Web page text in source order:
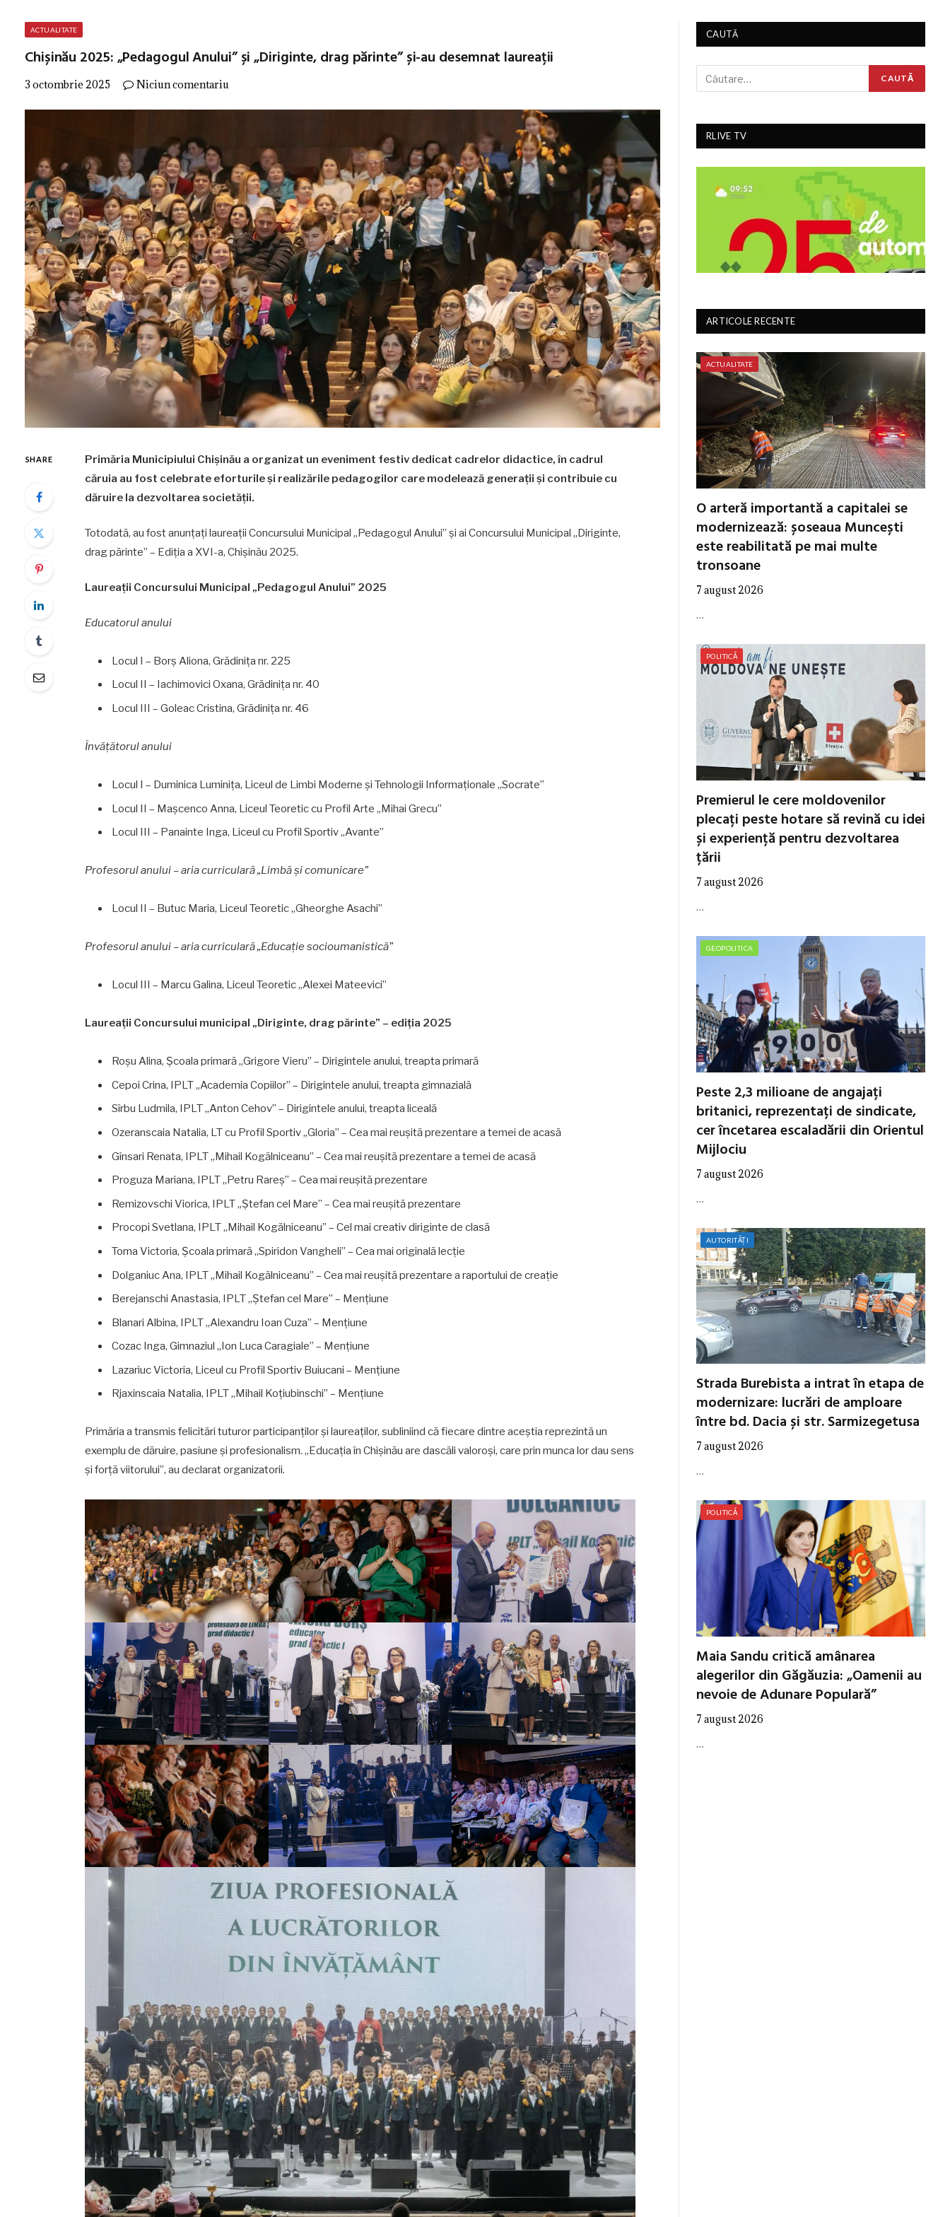
ACTUALITATE
Chișinău 2025: „Pedagogul Anului” și „Diriginte, drag părinte” și-au desemnat laureații
3 octombrie 2025 Niciun comentariu
SHARE
Primăria Municipiului Chișinău a organizat un eveniment festiv dedicat cadrelor didactice, în cadrul
căruia au fost celebrate eforturile și realizările pedagogilor care modelează generații și contribuie cu
dăruire la dezvoltarea societății.
Totodată, au fost anunțați laureații Concursului Municipal „Pedagogul Anului” și ai Concursului Municipal „Diriginte,
drag părinte” – Ediția a XVI-a, Chișinău 2025.
Laureații Concursului Municipal „Pedagogul Anului” 2025
Educatorul anului
Locul I – Borș Aliona, Grădinița nr. 225
Locul II – Iachimovici Oxana, Grădinița nr. 40
Locul III – Goleac Cristina, Grădinița nr. 46
Învățătorul anului
Locul I – Duminica Luminița, Liceul de Limbi Moderne și Tehnologii Informaționale „Socrate”
Locul II – Mașcenco Anna, Liceul Teoretic cu Profil Arte „Mihai Grecu”
Locul III – Panainte Inga, Liceul cu Profil Sportiv „Avante”
Profesorul anului – aria curriculară „Limbă și comunicare”
Locul II – Butuc Maria, Liceul Teoretic „Gheorghe Asachi”
Profesorul anului – aria curriculară „Educație socioumanistică”
Locul III – Marcu Galina, Liceul Teoretic „Alexei Mateevici”
Laureații Concursului municipal „Diriginte, drag părinte” – ediția 2025
Roșu Alina, Școala primară „Grigore Vieru” – Dirigintele anului, treapta primară
Cepoi Crina, IPLT „Academia Copiilor” – Dirigintele anului, treapta gimnazială
Sîrbu Ludmila, IPLT „Anton Cehov” – Dirigintele anului, treapta liceală
Ozeranscaia Natalia, LT cu Profil Sportiv „Gloria” – Cea mai reușită prezentare a temei de acasă
Gînsari Renata, IPLT „Mihail Kogălniceanu” – Cea mai reușită prezentare a temei de acasă
Proguza Mariana, IPLT „Petru Rareș” – Cea mai reușită prezentare
Remizovschi Viorica, IPLT „Ștefan cel Mare” – Cea mai reușită prezentare
Procopi Svetlana, IPLT „Mihail Kogălniceanu” – Cel mai creativ diriginte de clasă
Toma Victoria, Școala primară „Spiridon Vangheli” – Cea mai originală lecție
Dolganiuc Ana, IPLT „Mihail Kogălniceanu” – Cea mai reușită prezentare a raportului de creație
Berejanschi Anastasia, IPLT „Ștefan cel Mare” – Mențiune
Blanari Albina, IPLT „Alexandru Ioan Cuza” – Mențiune
Cozac Inga, Gimnaziul „Ion Luca Caragiale” – Mențiune
Lazariuc Victoria, Liceul cu Profil Sportiv Buiucani – Mențiune
Rjaxinscaia Natalia, IPLT „Mihail Koțiubinschi” – Mențiune
Primăria a transmis felicitări tuturor participanților și laureaților, subliniind că fiecare dintre aceștia reprezintă un
exemplu de dăruire, pasiune și profesionalism. „Educația în Chișinău are dascăli valoroși, care prin munca lor dau sens
și forță viitorului”, au declarat organizatorii.
CAUTĂ
RLIVE TV
ARTICOLE RECENTE
ACTUALITATE
O arteră importantă a capitalei se
modernizează: șoseaua Muncești
este reabilitată pe mai multe
tronsoane
7 august 2026
…
POLITICĂ
Premierul le cere moldovenilor
plecați peste hotare să revină cu idei
și experiență pentru dezvoltarea
țării
7 august 2026
…
GEOPOLITICA
Peste 2,3 milioane de angajați
britanici, reprezentați de sindicate,
cer încetarea escaladării din Orientul
Mijlociu
7 august 2026
…
AUTORITĂȚI
Strada Burebista a intrat în etapa de
modernizare: lucrări de amploare
între bd. Dacia și str. Sarmizegetusa
7 august 2026
…
POLITICĂ
Maia Sandu critică amânarea
alegerilor din Găgăuzia: „Oamenii au
nevoie de Adunare Populară”
7 august 2026
…